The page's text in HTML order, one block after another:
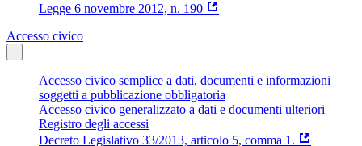
Legge 6 novembre 2012, n. 190
Accesso civico
Accesso civico semplice a dati, documenti e informazioni
soggetti a pubblicazione obbligatoria
Accesso civico generalizzato a dati e documenti ulteriori
Registro degli accessi
Decreto Legislativo 33/2013, articolo 5, comma 1.